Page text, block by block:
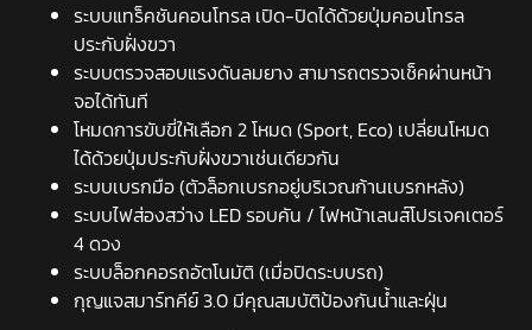
ระบบแทร็คชันคอนโทรล เปิด-ปิดได้ด้วยปุ่มคอนโทรล
ประกับฝั่งขวา
ระบบตรวจสอบแรงดันลมยาง สามารถตรวจเช็คผ่านหน้า
จอได้ทันที
โหมดการขับขี่ให้เลือก 2 โหมด (Sport, Eco) เปลี่ยนโหมด
ได้ด้วยปุ่มประกับฝั่งขวาเช่นเดียวกัน
ระบบเบรกมือ (ตัวล็อกเบรกอยู่บริเวณก้านเบรกหลัง)
ระบบไฟส่องสว่าง LED รอบคัน / ไฟหน้าเลนส์โปรเจคเตอร์
4 ดวง
ระบบล็อกคอรถอัตโนมัติ (เมื่อปิดระบบรถ)
กุญแจสมาร์ทคีย์ 3.0 มีคุณสมบัติป้องกันน้ำและฝุ่น